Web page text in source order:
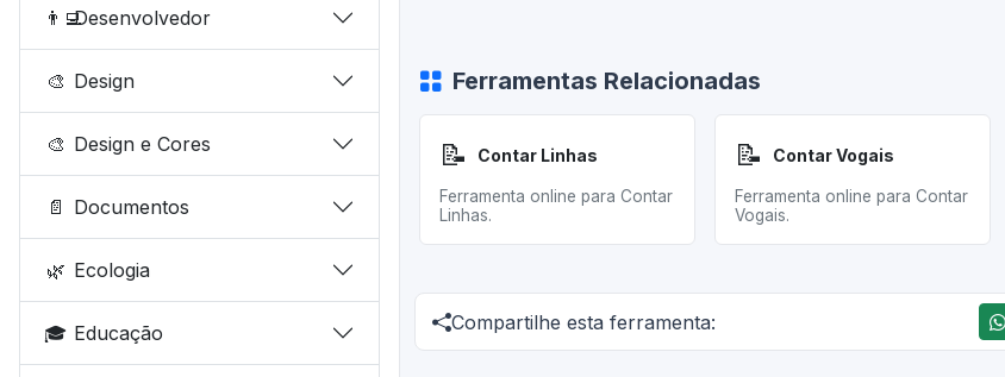
👨‍💻Desenvolvedor
🎨 Design
🎨 Design e Cores
📄 Documentos
🌿 Ecologia
🎓 Educação
Ferramentas Relacionadas
📝 Contar Linhas
Ferramenta online para Contar
Linhas.
📝 Contar Vogais
Ferramenta online para Contar
Vogais.
Compartilhe esta ferramenta: